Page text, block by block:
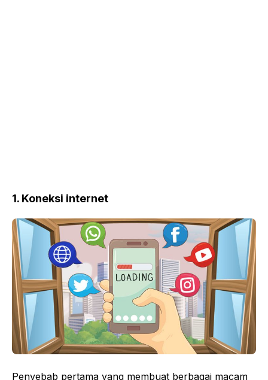
1. Koneksi internet
Penyebab pertama yang membuat berbagai macam